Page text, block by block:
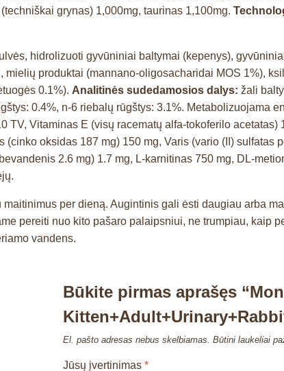
grynas) 1,000mg, taurinas 1,100mg.
hidrolizuoti gyvūniniai baltymai (kepenys),
produktai (mannano-oligosacharidai MOS 1%),
0.1%). Analitinės sudedamosios dalys: žali
0.4%, n-6 riebalų rūgštys: 3.1%. Metabolizuojama
TV, Vitaminas E (visų racematų alfa-tokoferilo acetatas)
oksidas 187 mg) 150 mg, Varis (vario (II) sulfatas
2.6 mg) 1.7 mg, L-karnitinas 750 mg, DL-
per dieną. Augintinis gali ėsti daugiau arba
pereiti nuo kito pašaro palaipsniui, ne trumpiau, kaip
vandens.
Būkite pirmas aprašęs
El. pašto adresas nebus skelbiamas. Būtini laukeliai
Jūsų įvertinimas*